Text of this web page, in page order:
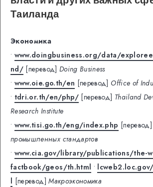
Таиланда
Экономика
• www.doingbusiness.org/data/
nd/ [перевод] Doing Business
• www.oie.go.th/en [перевод] Office of
• tdri.or.th/en/php/ [перевод] Thailand
Research Institute
• www.tisi.go.th/eng/index.php [перевод]
промышленных стандартов
• www.cia.gov/library/publications/the-
factbook/geos/th.html •
l [перевод] Макроэкономика